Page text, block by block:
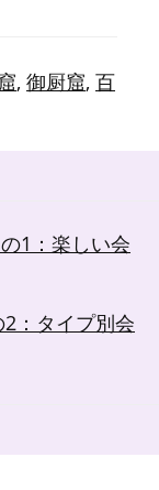
, 御厨窟, 百
1：楽しい会
：タイプ別会